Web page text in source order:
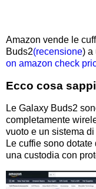
Amazon vende le
Buds2(recensione) a
on amazon check
Ecco cosa
Le Galaxy Buds2
completamente
vuoto e un sistema
Le cuffie sono
una custodia con